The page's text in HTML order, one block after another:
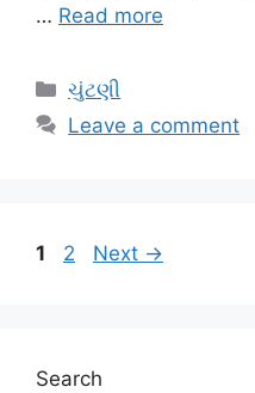
… Read more
Categories
ચુંટણી
Leave a comment
Page
1 Page
2 Next →
Search